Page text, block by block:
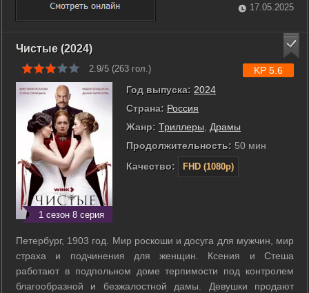
реальность. Здесь ощущается дыхание другой жизни,
роскошной, неизвестной, притягательной. Это ...
17.05.2025
Чистые (2024)
2.9/5 (263 гол.)
1 сезон 8 серия
Год выпуска: 2024
Страна: Россия
Жанр: Триллеры, Драмы
Продолжительность: 50 мин
Качество:
FHD (1080p)
KP 5.6
Петербург, 1903 год. Мир роскоши и досуга для мужчин, мир
страха и подчинения для женщин. Ксения и Стеша
работают в подпольном доме терпимости под контролем
благообразной и безжалостной дамы. Девушки продают